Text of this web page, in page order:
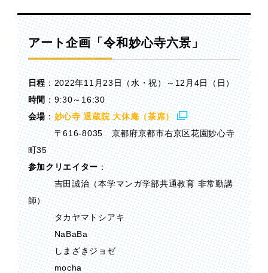
アート企画「令和妙心寺六景」
日程：2022年11月23日（水・祝）～12月4日（日）
時間 ：9:30～16:30
会場：妙心寺 退蔵院 大休庵（茶席）
〒616-8035 京都府京都市右京区花園妙心寺
町35
参加クリエイター：
吉田誠治（本学マンガ学部共通教育 非常勤講
師）
タカヤマトシアキ
NaBaBa
しまざきジョゼ
mocha